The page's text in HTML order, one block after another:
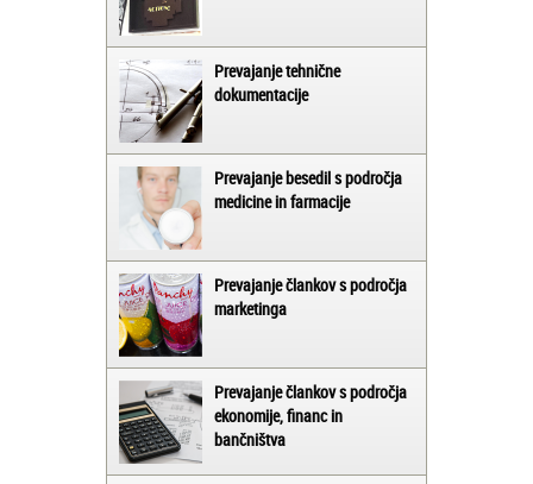
Prevajanje tehnične
dokumentacije
Prevajanje besedil s področja
medicine in farmacije
Prevajanje člankov s področja
marketinga
Prevajanje člankov s področja
ekonomije, financ in
bančništva